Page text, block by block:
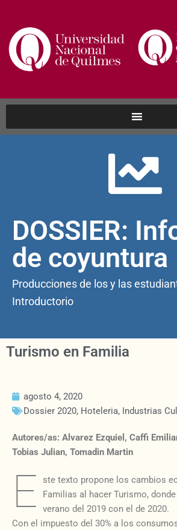
DOSSIER:
de coyuntura
Producciones de los y las
Introductorio
Turismo en Familia
agosto 4, 2020
Dossier 2020, Hoteleria, Industrias
Autores/as: Alvarez Ezquiel, Caffi
Tobias Julian, Tomadin Martin
E
ste texto propone los cambios
Familias al hacer Turismo,
verano del 2019 con el de 2020.
Con el impuesto del 30% a los